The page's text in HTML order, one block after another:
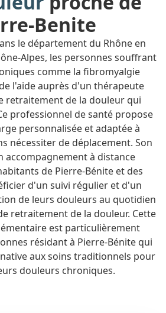
Benite
le département du Rhône en
Alpes, les personnes souffrant
comme la fibromyalgie
l'aide auprès d'un thérapeute
retraitement de la douleur qui
professionnel de santé propose
personnalisée et adaptée à
nécessiter de déplacement. Son
accompagnement à distance
de Pierre-Bénite et des
d'un suivi régulier et d'un
de leurs douleurs au quotidien
retraitement de la douleur. Cette
est particulièrement
résidant à Pierre-Bénite qui
aux soins traditionnels pour
douleurs chroniques.